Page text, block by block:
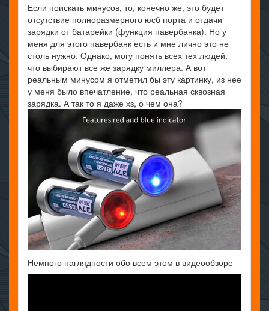
Если поискать минусов, то, конечно же, это будет
отсутствие полноразмерного юсб порта и отдачи
зарядки от батарейки (функция павербанка). Но у
меня для этого павербанк есть и мне лично это не
столь нужно. Однако, могу понять всех тех людей,
что выбирают все же зарядку миллера. А вот
реальным минусом я отметил бы эту картинку, из нее
у меня было впечатление, что реальная сквозная
зарядка. А так то я даже хз, о чем она?
Немного наглядности обо всем этом в видеообзоре